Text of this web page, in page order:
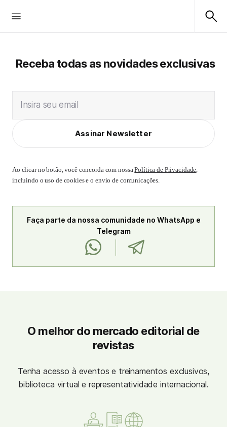
Receba todas as novidades exclusivas
Insira seu email
Assinar Newsletter
Ao clicar no botão, você concorda com nossaPolítica de Privacidade,
incluindo o uso de cookies e o envio de comunicações.
Faça parte da nossa comunidade no WhatsApp e
Telegram
O melhor do mercado editorial de
revistas
Tenha acesso à eventos e treinamentos exclusivos,
biblioteca virtual e representatividade internacional.